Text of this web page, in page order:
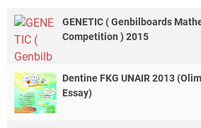
GENETIC ( Genbilboards
Competition ) 2015
Dentine FKG UNAIR 2013
Essay)